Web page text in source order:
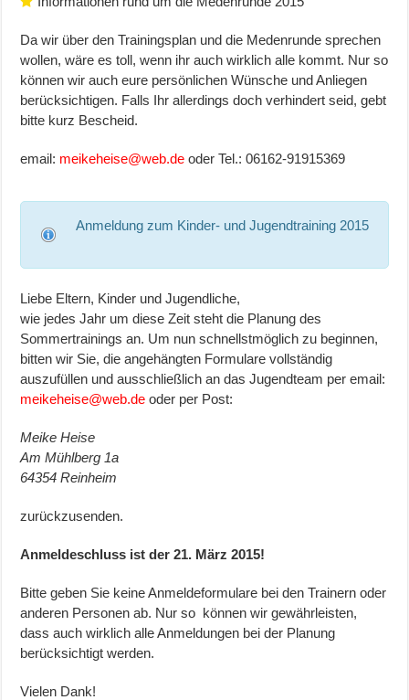
Da wir über den Trainingsplan und die Medenrunde sprechen
wollen, wäre es toll, wenn ihr auch wirklich alle kommt. Nur so
können wir auch eure persönlichen Wünsche und Anliegen
berücksichtigen. Falls Ihr allerdings doch verhindert seid, gebt
bitte kurz Bescheid.
email: meikeheise@web.de oder Tel.: 06162-91915369
Anmeldung zum Kinder- und Jugendtraining 2015
Liebe Eltern, Kinder und Jugendliche,
wie jedes Jahr um diese Zeit steht die Planung des
Sommertrainings an. Um nun schnellstmöglich zu beginnen,
bitten wir Sie, die angehängten Formulare vollständig
auszufüllen und ausschließlich an das Jugendteam per email:
meikeheise@web.de oder per Post:
Meike Heise
Am Mühlberg 1a
64354 Reinheim
zurückzusenden.
Anmeldeschluss ist der 21. März 2015!
Bitte geben Sie keine Anmeldeformulare bei den Trainern oder
anderen Personen ab. Nur so können wir gewährleisten,
dass auch wirklich alle Anmeldungen bei der Planung
berücksichtigt werden.
Vielen Dank!